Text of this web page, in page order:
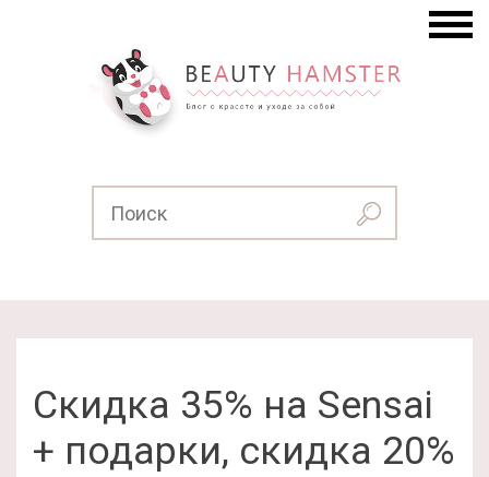
Скидка 35% на Sensai
+ подарки, скидка 20%